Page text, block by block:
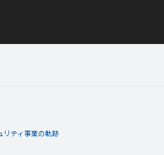
リティ事業の軌跡